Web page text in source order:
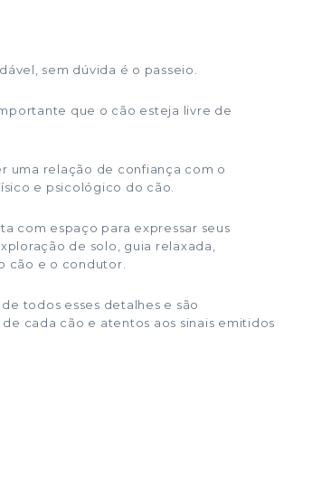
sem dúvida é o passeio.
que o cão esteja livre de
uma relação de confiança com o
e psicológico do cão.
com espaço para expressar seus
de solo, guia relaxada,
cão e o condutor.
todos esses detalhes e são
cada cão e atentos aos sinais emitidos